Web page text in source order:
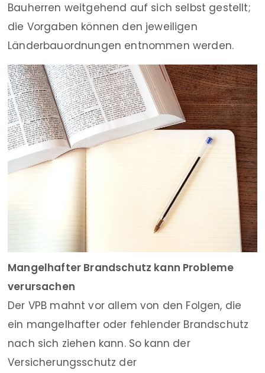
Bauherren weitgehend auf sich selbst gestellt;
die Vorgaben können den jeweiligen
Länderbauordnungen entnommen werden.
Mangelhafter Brandschutz kann Probleme
verursachen
Der VPB mahnt vor allem von den Folgen, die
ein mangelhafter oder fehlender Brandschutz
nach sich ziehen kann. So kann der
Versicherungsschutz der